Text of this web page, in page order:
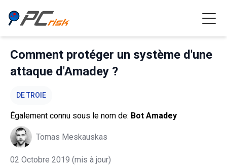
Comment protéger un système d'une
attaque d'Amadey ?
DE TROIE
Également connu sous le nom de: Bot Amadey
Tomas Meskauskas
02 Octobre 2019 (mis à jour)